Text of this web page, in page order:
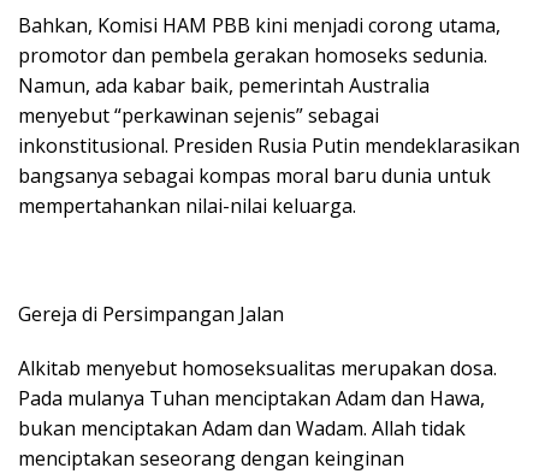
Bahkan, Komisi HAM PBB kini menjadi corong utama,
promotor dan pembela gerakan homoseks sedunia.
Namun, ada kabar baik, pemerintah Australia
menyebut “perkawinan sejenis” sebagai
inkonstitusional. Presiden Rusia Putin mendeklarasikan
bangsanya sebagai kompas moral baru dunia untuk
mempertahankan nilai-nilai keluarga.
Gereja di Persimpangan Jalan
Alkitab menyebut homoseksualitas merupakan dosa.
Pada mulanya Tuhan menciptakan Adam dan Hawa,
bukan menciptakan Adam dan Wadam. Allah tidak
menciptakan seseorang dengan keinginan